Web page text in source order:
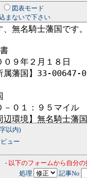
図表モード
まないで下さい
以内)
ュー
- 以下のフォームから自分
処理
記事No